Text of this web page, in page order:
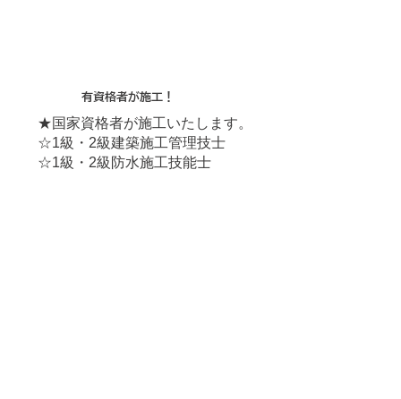
★国家資格者が施工いたします。
☆1級・2級建築施工管理技士
☆1級・2級防水施工技能士
有資格者が施工！